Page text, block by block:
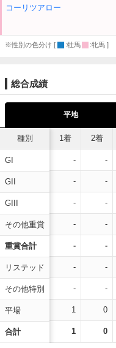
コーリツアロー
※性別の色分け [ :牡馬 :牝馬 ]
総合成績
平地
種別
GI
GII
GIII
その他重賞
重賞合計
リステッド
その他特別
平場
合計
1着 2着
- -
- -
- -
- -
- -
- -
- -
1 0
1 0